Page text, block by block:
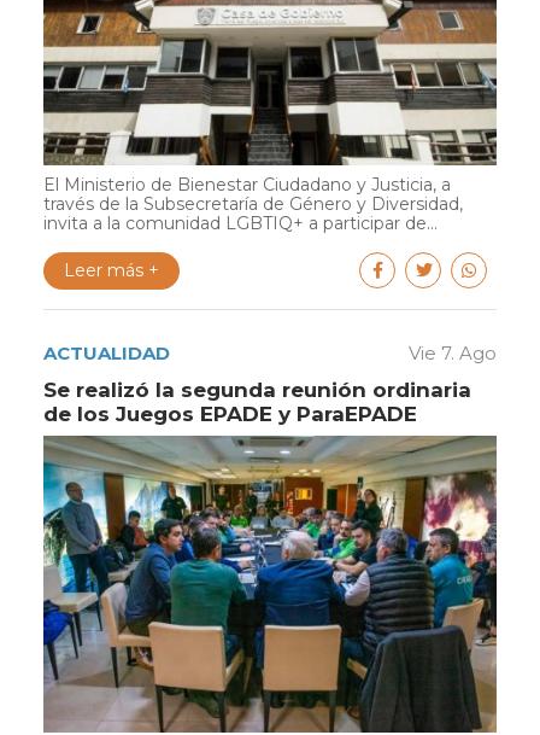
El Ministerio de Bienestar Ciudadano y Justicia, a
través de la Subsecretaría de Género y Diversidad,
invita a la comunidad LGBTIQ+ a participar de...
Leer más +
ACTUALIDAD Vie 7. Ago
Se realizó la segunda reunión ordinaria
de los Juegos EPADE y ParaEPADE